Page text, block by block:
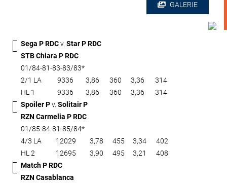
GALERIE
Sega P RDCv. Star P RDC
STB Chiara P RDC
01/84-81-83-83/83*
2/1 LA
9336 3,86 360 3,36
314
HL 1
9336 3,86 360 3,36
314
Spoiler Pv. Solitair P
RZN Carmelia P RDC
01/85-84-81-85/84*
4/3 LA
12029 3,78 455 3,34
402
HL 2
12695 3,90 495 3,21
408
Match P RDC
RZN Casablanca